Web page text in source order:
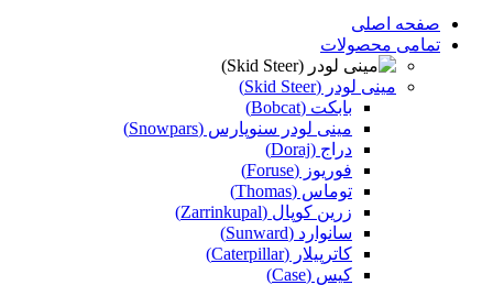
صفحه اصلی
تمامی محصولات
مینی لودر (Skid Steer)
بابکت (Bobcat)
مینی لودر سنوپارس (Snowpars)
دراج (Doraj)
فوریوز (Foruse)
توماس (Thomas)
زرین کوپال (Zarrinkupal)
سانوارد (Sunward)
کاترپیلار (Caterpillar)
کیس (Case)